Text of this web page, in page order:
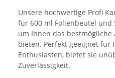
Unsere hochwertige Profi
für 600 ml Folienbeutel
um Ihnen das
bieten. Perfekt geeignet für
Enthusiasten, bietet sie
Zuverlässigkeit.